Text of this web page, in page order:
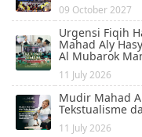
09 October 2027
Urgensi Fiqih
Mahad Aly
Al Mubarok
11 July 2026
Mudir Mahad
Tekstualisme
11 July 2026